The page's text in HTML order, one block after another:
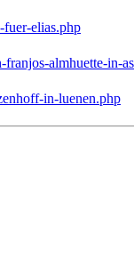
elias.php
almhuette-in-
in-luenen.php